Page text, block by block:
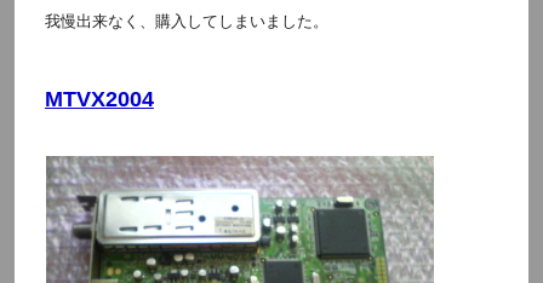
我慢出来なく、購入してしまいました。
MTVX2004